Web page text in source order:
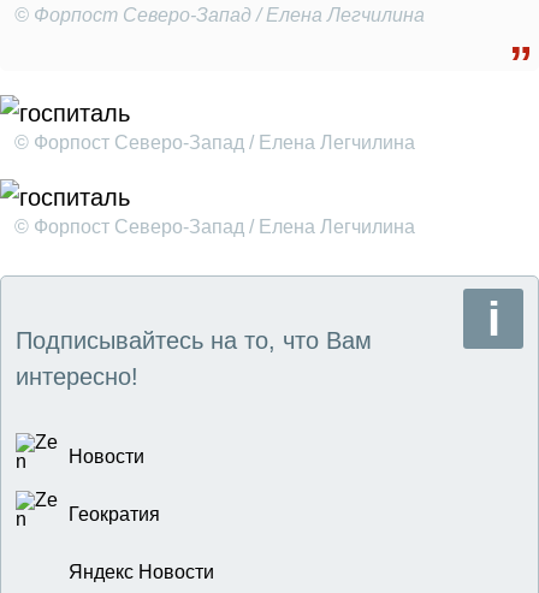
© Форпост Северо-Запад / Елена Легчилина
© Форпост Северо-Запад / Елена Легчилина
© Форпост Северо-Запад / Елена Легчилина
Подписывайтесь на то, что Вам
интересно!
Новости
Геократия
Яндекс Новости